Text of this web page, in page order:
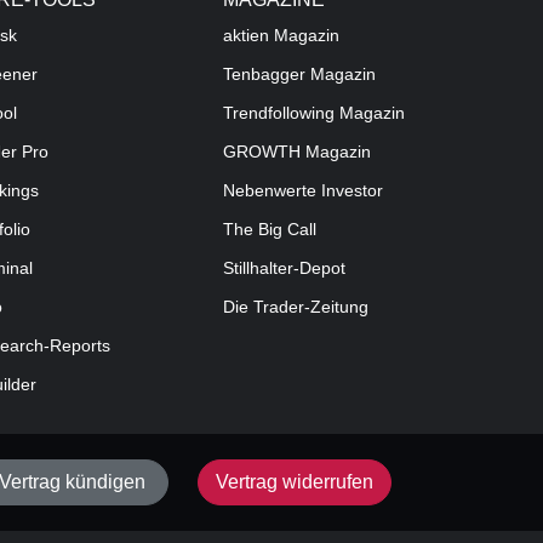
Pro
Reports
aktien Magazin
Tenbagger Magazin
Trendfollowing Magazin
GROWTH Magazin
Nebenwerte Investor
The Big Call
Stillhalter-Depot
Die Trader-Zeitung
Vertrag kündigen Vertrag widerrufen